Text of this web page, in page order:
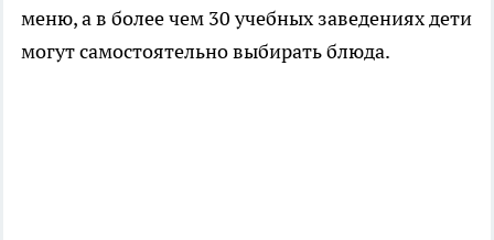
меню, а в более чем 30 учебных заведениях дети
могут самостоятельно выбирать блюда.